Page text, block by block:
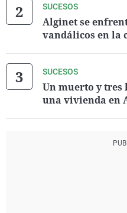
SUCESOS
Alginet se
vandálicos en la
SUCESOS
Un muerto y tres
una vivienda en